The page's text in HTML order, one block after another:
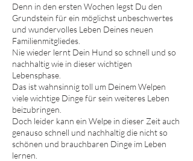
u
n
i
Denn in den ersten Wochen legst Du den
Grundstein für ein möglichst unbeschwertes
und wundervolles Leben Deines neuen
Familienmitgliedes.
Nie wieder lernt Dein Hund so schnell und so
nachhaltig wie in dieser wichtigen
Lebensphase.
Das ist wahnsinnig toll um Deinem Welpen
viele wichtige Dinge für sein weiteres Leben
beizubringen.
Doch leider kann ein Welpe in dieser Zeit auch
genauso schnell und nachhaltig die nicht so
schönen und brauchbaren Dinge im Leben
lernen.